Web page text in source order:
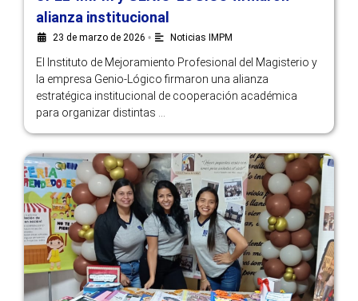
alianza institucional
23 de marzo de 2026 • Noticias IMPM
El Instituto de Mejoramiento Profesional del Magisterio y
la empresa Genio-Lógico firmaron una alianza
estratégica institucional de cooperación académica
para organizar distintas …